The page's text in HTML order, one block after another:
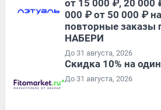
от 15 000 ₽, 20 000
000 ₽ от 50 000 ₽
повторные заказы
НАБЕРИ
До 31 августа, 2026
Скидка 10% на
До 31 августа, 2026